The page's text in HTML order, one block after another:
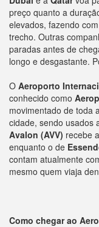
preço quanto a
elevados, fazendo
trecho. Outras
paradas antes de
longo e desgastante.
O Aeroporto
conhecido como
movimentado de toda
cidade, sendo usados
Avalon (AVV) recebe
enquanto o de
contam atualmente
mesmo quem viaja
Como chegar ao